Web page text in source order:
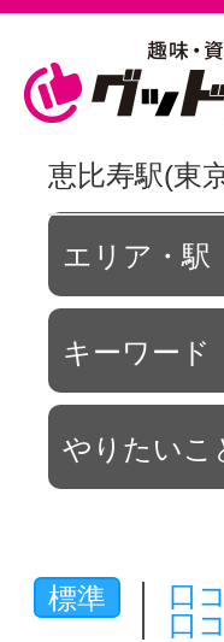
恵比寿駅(東
エリア・駅
キーワード
やりたいこ
標準
口
口